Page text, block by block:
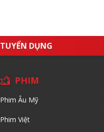
TUYỂN DỤNG
PHIM
Phim Âu Mỹ
Phim Việt